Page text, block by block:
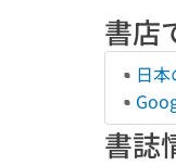
書店
日
書誌